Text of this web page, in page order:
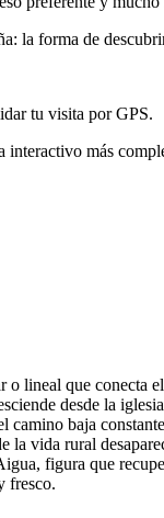
la forma de
tu visita por GPS.
más
lineal que
desde la
baja
vida rural
figura que
fresco.